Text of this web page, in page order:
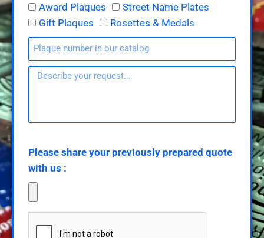
Award Plaques
Street Name Plates
Gift Plaques
Rosettes & Medals
Please share your previously prepared quote
with us :